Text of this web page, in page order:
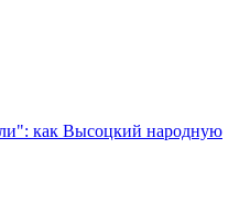
как Высоцкий народную